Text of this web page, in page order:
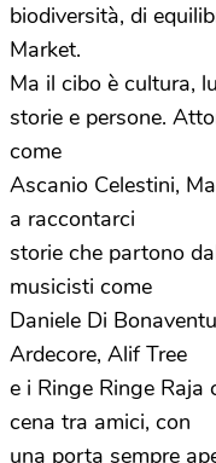
biodiversità, di
Market.
Ma il cibo è cultura,
storie e persone.
come
Ascanio Celestini,
a raccontarci
storie che partono
musicisti come
Daniele Di
Ardecore, Alif Tree
e i Ringe Ringe Raja
cena tra amici, con
una porta sempre